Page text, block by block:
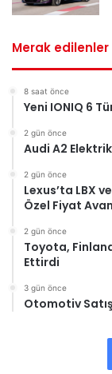
Merak edilenler
8 saat önce
Yeni IONIQ 6
2 gün önce
Audi A2
2 gün önce
Lexus’ta LBX
Özel Fiyat
2 gün önce
Toyota,
Ettirdi
3 gün önce
Otomotiv